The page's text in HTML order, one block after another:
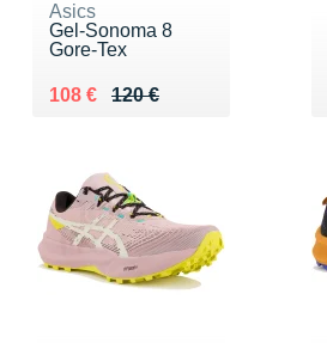
Asics
Gel-Sonoma 8
Gore-Tex
120 €
Au lieu de 120 €
108 €
Vendu 108 €